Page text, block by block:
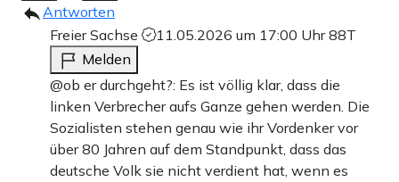
Antworten
Freier Sachse
11.05.2026 um 17:00 Uhr88T
Melden
@ob er durchgeht?: Es ist völlig klar, dass die
linken Verbrecher aufs Ganze gehen werden. Die
Sozialisten stehen genau wie ihr Vordenker vor
über 80 Jahren auf dem Standpunkt, dass das
deutsche Volk sie nicht verdient hat, wenn es